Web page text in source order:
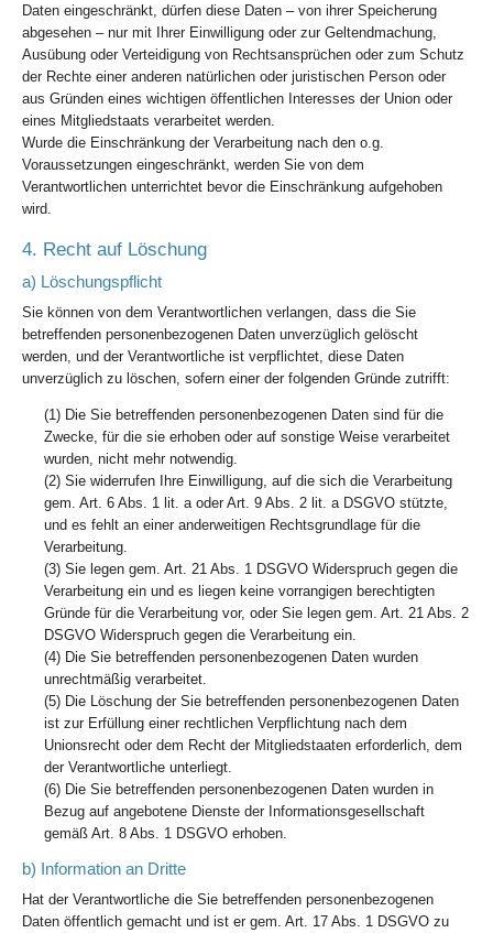
Daten eingeschränkt, dürfen diese Daten – von ihrer Speicherung
abgesehen – nur mit Ihrer Einwilligung oder zur Geltendmachung,
Ausübung oder Verteidigung von Rechtsansprüchen oder zum Schutz
der Rechte einer anderen natürlichen oder juristischen Person oder
aus Gründen eines wichtigen öffentlichen Interesses der Union oder
eines Mitgliedstaats verarbeitet werden.
Wurde die Einschränkung der Verarbeitung nach den o.g.
Voraussetzungen eingeschränkt, werden Sie von dem
Verantwortlichen unterrichtet bevor die Einschränkung aufgehoben
wird.
4. Recht auf Löschung
a) Löschungspflicht
Sie können von dem Verantwortlichen verlangen, dass die Sie
betreffenden personenbezogenen Daten unverzüglich gelöscht
werden, und der Verantwortliche ist verpflichtet, diese Daten
unverzüglich zu löschen, sofern einer der folgenden Gründe zutrifft:
(1) Die Sie betreffenden personenbezogenen Daten sind für die
Zwecke, für die sie erhoben oder auf sonstige Weise verarbeitet
wurden, nicht mehr notwendig.
(2) Sie widerrufen Ihre Einwilligung, auf die sich die Verarbeitung
gem. Art. 6 Abs. 1 lit. a oder Art. 9 Abs. 2 lit. a DSGVO stützte,
und es fehlt an einer anderweitigen Rechtsgrundlage für die
Verarbeitung.
(3) Sie legen gem. Art. 21 Abs. 1 DSGVO Widerspruch gegen die
Verarbeitung ein und es liegen keine vorrangigen berechtigten
Gründe für die Verarbeitung vor, oder Sie legen gem. Art. 21 Abs. 2
DSGVO Widerspruch gegen die Verarbeitung ein.
(4) Die Sie betreffenden personenbezogenen Daten wurden
unrechtmäßig verarbeitet.
(5) Die Löschung der Sie betreffenden personenbezogenen Daten
ist zur Erfüllung einer rechtlichen Verpflichtung nach dem
Unionsrecht oder dem Recht der Mitgliedstaaten erforderlich, dem
der Verantwortliche unterliegt.
(6) Die Sie betreffenden personenbezogenen Daten wurden in
Bezug auf angebotene Dienste der Informationsgesellschaft
gemäß Art. 8 Abs. 1 DSGVO erhoben.
b) Information an Dritte
Hat der Verantwortliche die Sie betreffenden personenbezogenen
Daten öffentlich gemacht und ist er gem. Art. 17 Abs. 1 DSGVO zu